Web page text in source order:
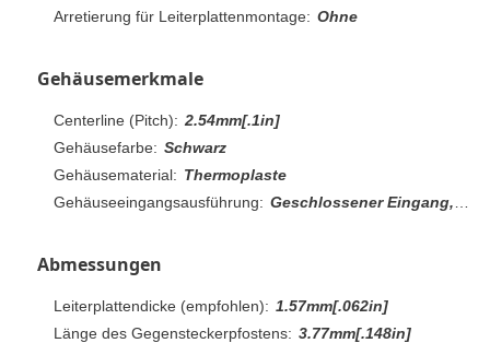
Arretierung für Leiterplattenmontage: Ohne
Gehäusemerkmale
Centerline (Pitch): 2.54mm[.1in]
Gehäusefarbe: Schwarz
Gehäusematerial: Thermoplaste
Gehäuseeingangsausführung: Geschlossener Eingang, Oben
Abmessungen
Leiterplattendicke (empfohlen): 1.57mm[.062in]
Länge des Gegensteckerpfostens: 3.77mm[.148in]